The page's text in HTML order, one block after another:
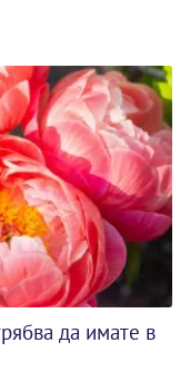
да имате в